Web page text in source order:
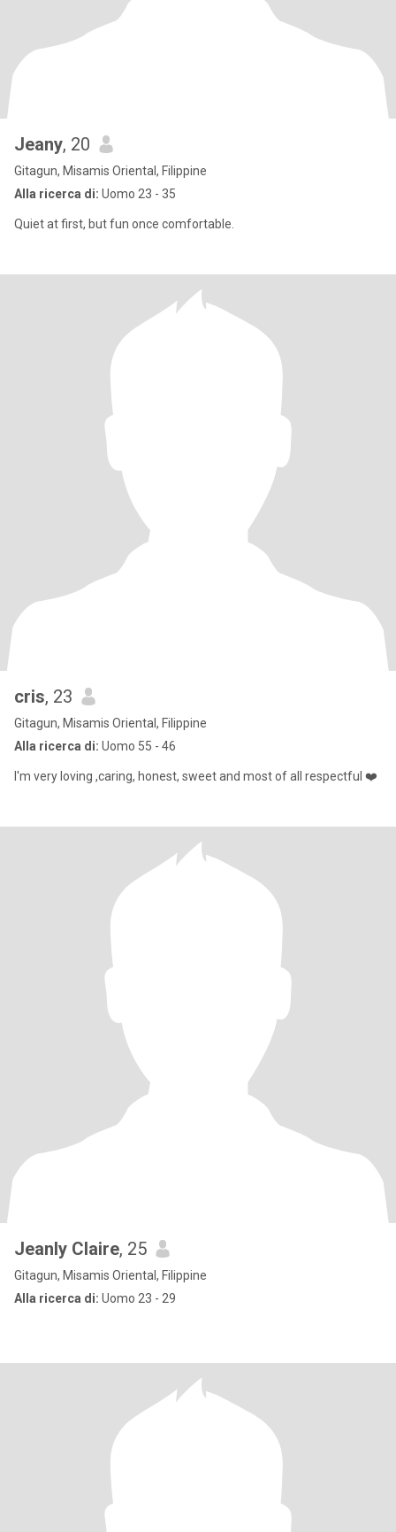
Jeany, 20
Gitagun, Misamis Oriental, Filippine
Alla ricerca di: Uomo 23 - 35
Quiet at first, but fun once comfortable.
cris, 23
Gitagun, Misamis Oriental, Filippine
Alla ricerca di: Uomo 55 - 46
I'm very loving ,caring, honest, sweet and most of all respectful ❤️
Jeanly Claire, 25
Gitagun, Misamis Oriental, Filippine
Alla ricerca di: Uomo 23 - 29